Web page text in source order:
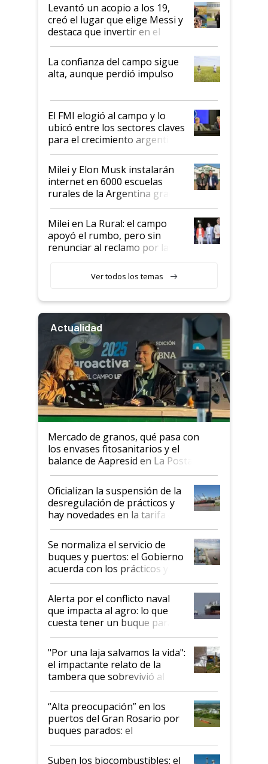
Levantó un acopio a los 19,
creó el lugar que elige Messi y
destaca que invertir en el
kirchnerismo era como "darle
plata a un hijo para droga":
Juan Félix Rossetti, el libertario
que de una dura crisis salió
de Milei
La confianza del campo sigue
alta, aunque perdió impulso
El FMI elogió al campo y lo
ubicó entre los sectores claves
para el crecimiento argentino
Milei y Elon Musk instalarán
internet en 6000 escuelas
rurales de la Argentina gracias
a un acuerdo con Starlink
Milei en La Rural: el campo
apoyó el rumbo, pero sin
renunciar al reclamo por las
Ver todos los temas
Actualidad
Mercado de granos, qué pasa con
los envases fitosanitarios y el
balance de Aapresid en La Posta
Oficializan la suspensión de la
desregulación de prácticos y
hay novedades en la tarifa de
la hidrovía
Se normaliza el servicio de
buques y puertos: el Gobierno
acuerda con los prácticos y
suspende el decreto de
desregulación
Alerta por el conflicto naval
que impacta al agro: lo que
cuesta tener un buque parado
y el peligro de que Argentina
pase a ser "país sucio"
"Por una laja salvamos la vida":
el impactante relato de la
tambera que sobrevivió al
tornado
“Alta preocupación” en los
puertos del Gran Rosario por
buques parados: el
funcionamiento de las
exportadoras en tensión tras
Suben los biocombustibles: el